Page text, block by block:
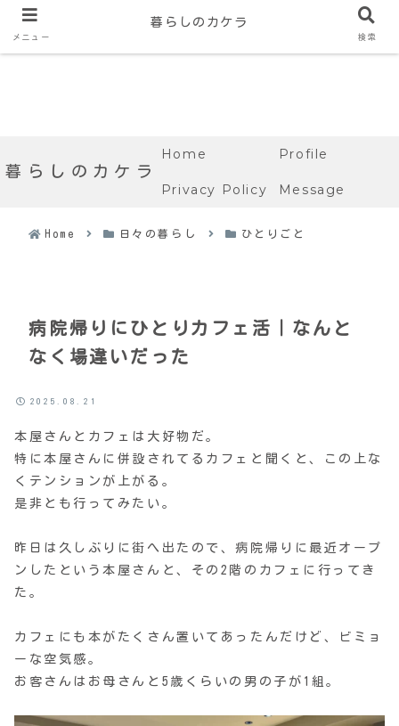
暮らしのカケラ
Home Profile
Privacy Policy Message
Home 日々の暮らし ひとりごと
病院帰りにひとりカフェ活｜なんと
なく場違いだった
2025.08.21
本屋さんとカフェは大好物だ。
特に本屋さんに併設されてるカフェと聞くと、この上な
くテンションが上がる。
是非とも行ってみたい。
昨日は久しぶりに街へ出たので、病院帰りに最近オープ
ンしたという本屋さんと、その2階のカフェに行ってき
た。
カフェにも本がたくさん置いてあったんだけど、ビミョ
ーな空気感。
お客さんはお母さんと5歳くらいの男の子が1組。
メニュー
暮らしのカケラ
検索